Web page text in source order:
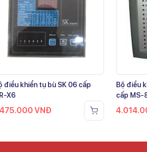
điều khiển tụ bù SK 06 cấp
X6
VNĐ
Bộ điều
cấp MS-